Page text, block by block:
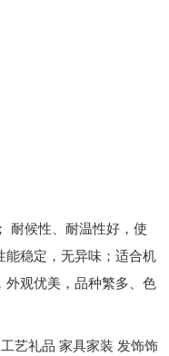
耐候性、耐温性好，使
能稳定，无异味；适合机
外观优美，品种繁多、色
艺礼品 家具家装 发饰饰